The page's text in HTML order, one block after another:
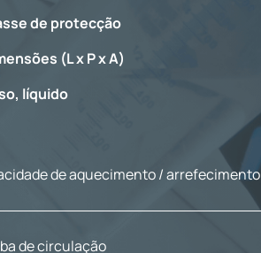
de protecção
(L x P x A)
líquido
de aquecimento / arrefecimento
de circulação